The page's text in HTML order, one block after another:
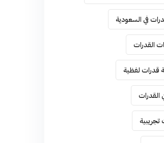
في السعودية
القدرات
قدرات لفظية
القدرات
تجريبية